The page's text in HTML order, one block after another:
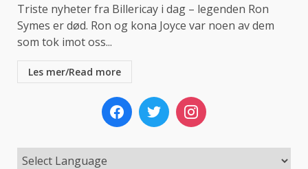
Triste nyheter fra Billericay i dag – legenden Ron
Symes er død. Ron og kona Joyce var noen av dem
som tok imot oss...
Les mer/Read more